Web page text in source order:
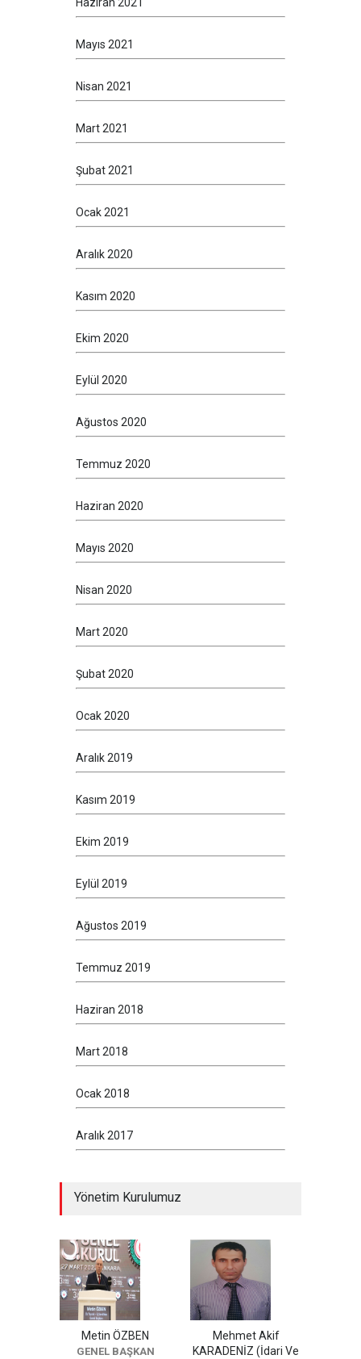
Mayıs 2021
Nisan 2021
Mart 2021
Şubat 2021
Ocak 2021
Aralık 2020
Kasım 2020
Ekim 2020
Eylül 2020
Ağustos 2020
Temmuz 2020
Haziran 2020
Mayıs 2020
Nisan 2020
Mart 2020
Şubat 2020
Ocak 2020
Aralık 2019
Kasım 2019
Ekim 2019
Eylül 2019
Ağustos 2019
Temmuz 2019
Haziran 2018
Mart 2018
Ocak 2018
Aralık 2017
Yönetim Kurulumuz
Metin ÖZBEN
GENEL BAŞKAN
Mehmet Akif
KARADENİZ (İdari Ve